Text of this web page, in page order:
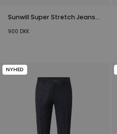
Sunwill Super Stretch Jeans
900 DKK
NYHED